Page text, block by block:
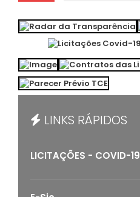
LINKS RÁPIDOS
LICITAÇÕES - COVID-19